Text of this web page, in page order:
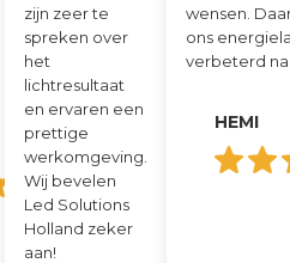
zijn zeer te
spreken over
het
lichtresultaat
en ervaren een
prettige
werkomgeving.
Wij bevelen
Led Solutions
Holland zeker
aan!
wensen.
ons
verbeterd
HEMI